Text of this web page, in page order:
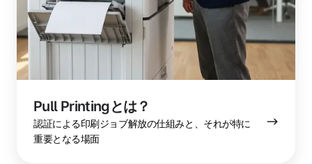
Pull Printingとは？
認証による印刷ジョブ解放の仕組みと、それが特に
重要となる場面